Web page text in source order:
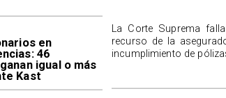
en
46
igual o más
Kast
La Corte Suprema
recurso de la
incumplimiento de